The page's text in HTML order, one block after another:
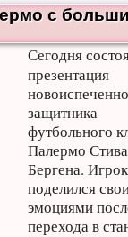
с
Сегодня
презентация
защитника
футбольного
Палермо
Бергена. Игрок
поделился
эмоциями
перехода в